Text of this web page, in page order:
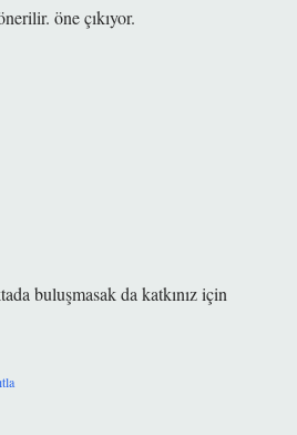
öne çıkıyor.
buluşmasak da katkınız için